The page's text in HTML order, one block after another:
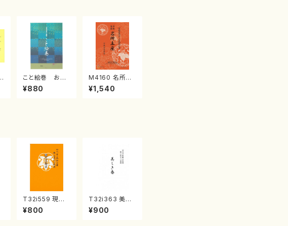
こと絵巻 お江
戸日本橋
¥880
M4160 名所土
産《箏曲楽譜》
（箏/宮城喜代
¥1,540
T32i559 現代
三番叟（尺八/杵
屋正邦/楽譜）都
¥800
T32i363 美し
き春（尺八/久本
玄智/楽譜）都山
¥900